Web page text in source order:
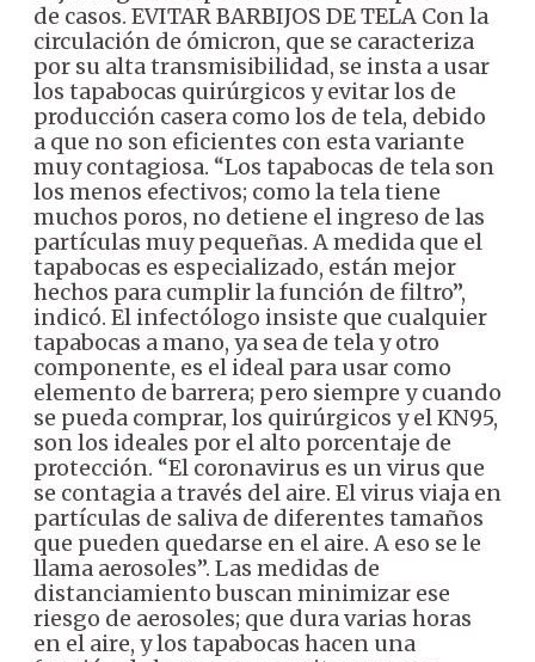
de casos. EVITAR BARBIJOS DE TELA Con la
circulación de ómicron, que se caracteriza
por su alta transmisibilidad, se insta a usar
los tapabocas quirúrgicos y evitar los de
producción casera como los de tela, debido
a que no son eficientes con esta variante
muy contagiosa. “Los tapabocas de tela son
los menos efectivos; como la tela tiene
muchos poros, no detiene el ingreso de las
partículas muy pequeñas. A medida que el
tapabocas es especializado, están mejor
hechos para cumplir la función de filtro”,
indicó. El infectólogo insiste que cualquier
tapabocas a mano, ya sea de tela y otro
componente, es el ideal para usar como
elemento de barrera; pero siempre y cuando
se pueda comprar, los quirúrgicos y el KN95,
son los ideales por el alto porcentaje de
protección. “El coronavirus es un virus que
se contagia a través del aire. El virus viaja en
partículas de saliva de diferentes tamaños
que pueden quedarse en el aire. A eso se le
llama aerosoles”. Las medidas de
distanciamiento buscan minimizar ese
riesgo de aerosoles; que dura varias horas
en el aire, y los tapabocas hacen una